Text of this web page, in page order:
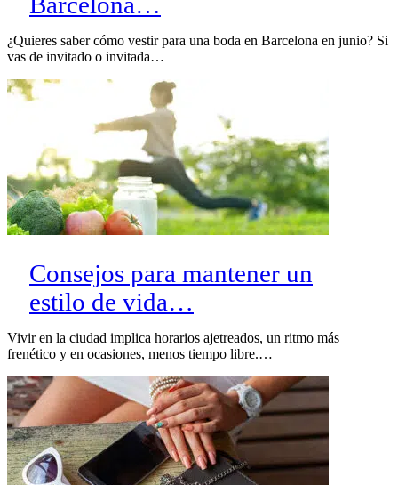
¿Quieres saber cómo vestir para una boda en Barcelona en junio? Si
vas de invitado o invitada…
Consejos para mantener un
estilo de vida…
Vivir en la ciudad implica horarios ajetreados, un ritmo más
frenético y en ocasiones, menos tiempo libre.…